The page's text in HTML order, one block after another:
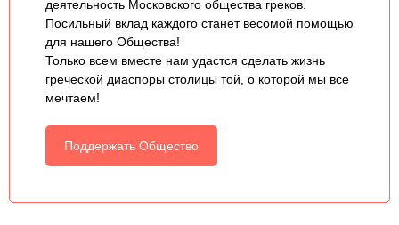
деятельность Московского общества греков.
Посильный вклад каждого станет весомой помощью
для нашего Общества!
Только всем вместе нам удастся сделать жизнь
греческой диаспоры столицы той, о которой мы все
мечтаем!
Поддержать Общество